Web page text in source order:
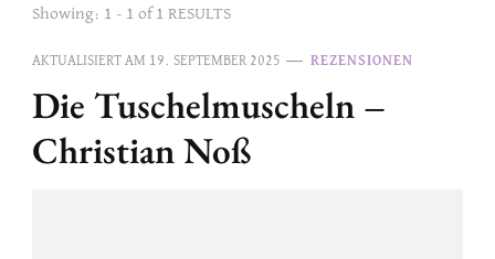
Showing: 1 - 1 of 1 RESULTS
AKTUALISIERT AM 19. SEPTEMBER 2025 REZENSIONEN
Die Tuschelmuscheln –
Christian Noß